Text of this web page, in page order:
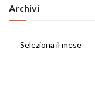
Archivi